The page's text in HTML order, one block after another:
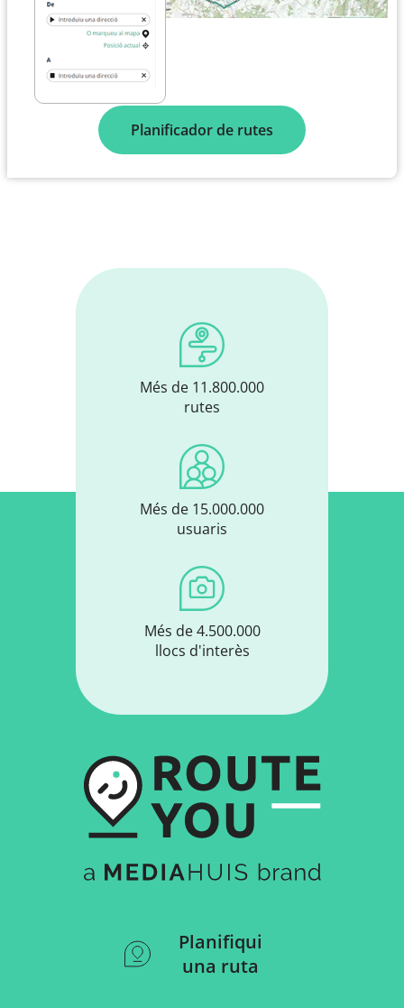
Planificador de rutes
Més de 11.800.000
rutes
Més de 15.000.000
usuaris
Més de 4.500.000
llocs d'interès
Planifiqui
una ruta